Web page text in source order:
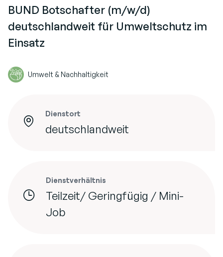
BUND Botschafter (m/w/d)
deutschlandweit für Umweltschutz im
Einsatz
Umwelt & Nachhaltigkeit
Dienstort
deutschlandweit
Dienstverhältnis
Teilzeit/ Geringfügig / Mini-
Job